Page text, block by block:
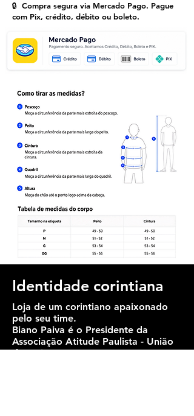
🔒 Compra segura via Mercado Pago. Pague
com Pix, crédito, débito ou boleto.
Identidade corintiana
Loja de um corintiano apaixonado
pelo seu time.
Biano Paiva é o Presidente da
Associação Atitude Paulista - União
dos Micro e Pequenos